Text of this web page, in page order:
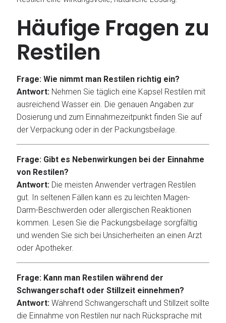
Häufige Fragen zu
Restilen
Frage: Wie nimmt man Restilen richtig ein?
Antwort: Nehmen Sie täglich eine Kapsel Restilen mit
ausreichend Wasser ein. Die genauen Angaben zur
Dosierung und zum Einnahmezeitpunkt finden Sie auf
der Verpackung oder in der Packungsbeilage.
Frage: Gibt es Nebenwirkungen bei der Einnahme
von Restilen?
Antwort: Die meisten Anwender vertragen Restilen
gut. In seltenen Fällen kann es zu leichten Magen-
Darm-Beschwerden oder allergischen Reaktionen
kommen. Lesen Sie die Packungsbeilage sorgfältig
und wenden Sie sich bei Unsicherheiten an einen Arzt
oder Apotheker.
Frage: Kann man Restilen während der
Schwangerschaft oder Stillzeit einnehmen?
Antwort: Während Schwangerschaft und Stillzeit sollte
die Einnahme von Restilen nur nach Rücksprache mit